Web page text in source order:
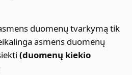
duomenų tvarkymą tik
asmens duomenų
(duomenų kiekio